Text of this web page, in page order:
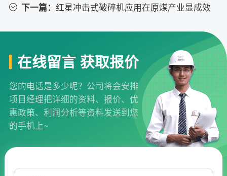
下一篇： 红星冲击式破碎机应用在原煤产业显成效
在线留言 获取报价
您的电话是多少呢？公司将会安排
项目经理把详细的资料、报价、优
惠政策、利润分析等资料发送到您
的手机上~